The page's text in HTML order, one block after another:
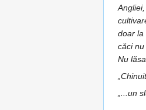
doar la
căci
Nu
„...un